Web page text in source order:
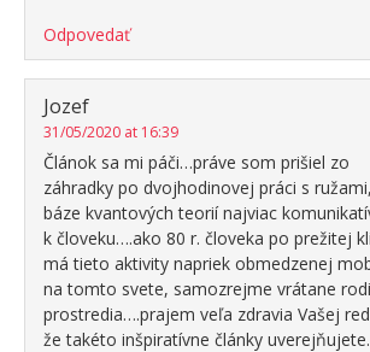
Odpovedať
Jozef
31/05/2020 at 16:39
Článok sa mi páči…práve som prišiel zo
záhradky po dvojhodinovej práci s
báze kvantových teorií najviac
k človeku….ako 80 r. človeka po prežitej
má tieto aktivity napriek obmedzenej
na tomto svete, samozrejme vrátane
prostredia….prajem veľa zdravia Vašej
že takéto inšpiratívne články